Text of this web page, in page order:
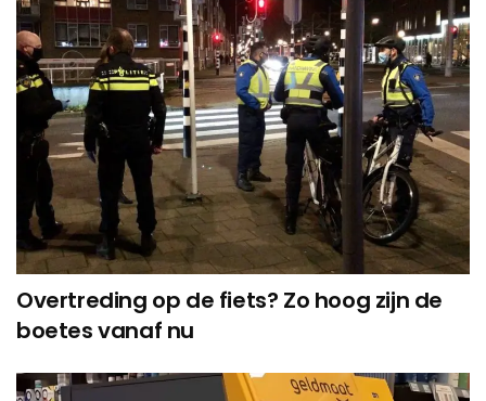
Overtreding op de fiets? Zo hoog zijn de
boetes vanaf nu